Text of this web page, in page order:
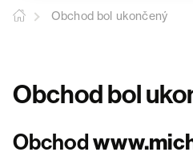
Obchod bol ukončený
Obchod bol
Obchod